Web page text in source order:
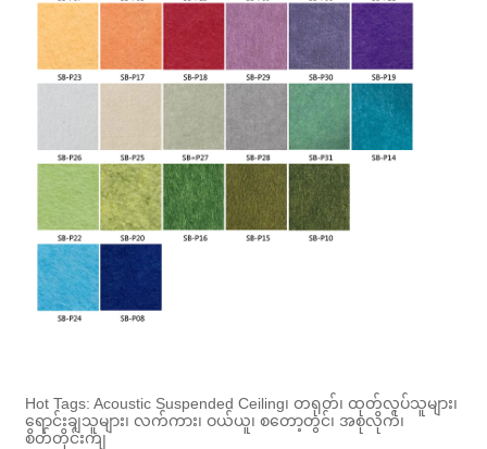
Hot Tags: Acoustic Suspended Ceiling၊ တရုတ်၊ ထုတ်လုပ်သူများ၊
ရောင်းချသူများ၊ လက်ကား၊ ဝယ်ယူ၊ စတော့တွင်၊ အစုလိုက်၊
စိတ်တိုင်းကျ